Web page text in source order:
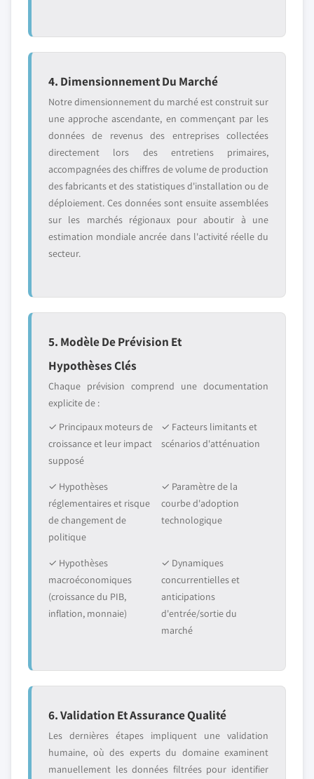
4. Dimensionnement Du Marché
Notre dimensionnement du marché est construit sur
une approche ascendante, en commençant par les
données de revenus des entreprises collectées
directement lors des entretiens primaires,
accompagnées des chiffres de volume de production
des fabricants et des statistiques d'installation ou de
déploiement. Ces données sont ensuite assemblées
sur les marchés régionaux pour aboutir à une
estimation mondiale ancrée dans l'activité réelle du
secteur.
5. Modèle De Prévision Et
Hypothèses Clés
Chaque prévision comprend une documentation
explicite de :
✓ Principaux moteurs de
croissance et leur impact
supposé
✓ Facteurs limitants et
scénarios d'atténuation
✓ Hypothèses
réglementaires et risque
de changement de
politique
✓ Paramètre de la
courbe d'adoption
technologique
✓ Hypothèses
macroéconomiques
(croissance du PIB,
inflation, monnaie)
✓ Dynamiques
concurrentielles et
anticipations
d'entrée/sortie du
marché
6. Validation Et Assurance Qualité
Les dernières étapes impliquent une validation
humaine, où des experts du domaine examinent
manuellement les données filtrées pour identifier